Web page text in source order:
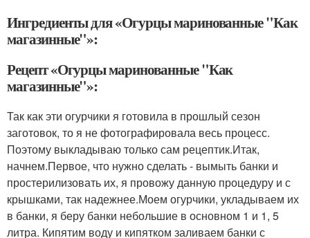
Ингредиенты для «Огурцы маринованные "Как
магазинные"»:
Рецепт «Огурцы маринованные "Как
магазинные"»:
Так как эти огурчики я готовила в прошлый сезон
заготовок, то я не фотографировала весь процесс.
Поэтому выкладываю только сам рецептик.Итак,
начнем.Первое, что нужно сделать - вымыть банки и
простерилизовать их, я провожу данную процедуру и с
крышками, так надежнее.Моем огурчики, укладываем их
в банки, я беру банки небольшие в основном 1 и 1, 5
литра. Кипятим воду и кипятком заливаем банки с